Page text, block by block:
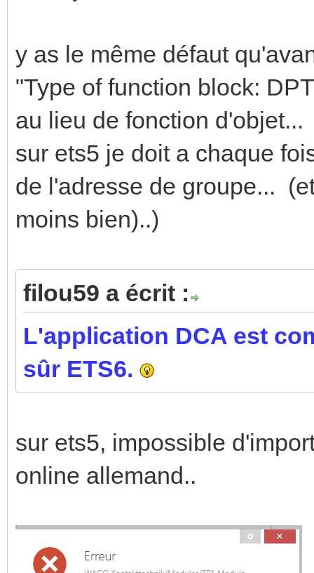
y as le même défaut
"Type of function block:
au lieu de fonction d'objet...
sur ets5 je doit a chaque
de l'adresse de groupe...
moins bien)..)
filou59 a écrit :
L'application DCA est
sûr ETS6.
sur ets5, impossible
online allemand..